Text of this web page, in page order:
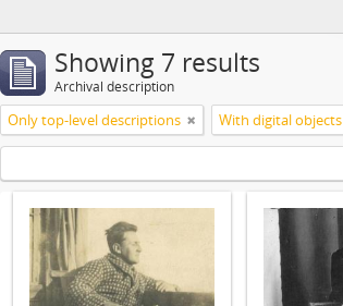
Showing 7 results
Archival description
Only top-level descriptions With digital objects